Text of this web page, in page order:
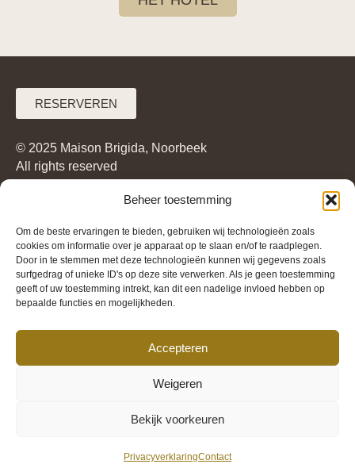
Beheer toestemming
Om de beste ervaringen te bieden, gebruiken wij technologieën zoals
cookies om informatie over je apparaat op te slaan en/of te raadplegen.
Door in te stemmen met deze technologieën kunnen wij gegevens zoals
surfgedrag of unieke ID's op deze site verwerken. Als je geen toestemming
geeft of uw toestemming intrekt, kan dit een nadelige invloed hebben op
bepaalde functies en mogelijkheden.
Accepteren
Weigeren
Bekijk voorkeuren
PrivacyverklaringContact
RESERVEREN
© 2025 Maison Brigida, Noorbeek
All rights reserved
Ervaar
Praktische informatie
Algemene Voorwaarden
Kaart
Maison Brigida
6255 AN Noorbeek (NL)